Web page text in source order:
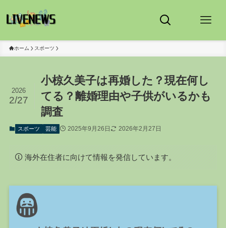
ホーム スポーツ
小椋久美子は再婚した？現在何し
てる？離婚理由や子供がいるかも
調査
2026
2/27
スポーツ 芸能 2025年9月26日 2026年2月27日
海外在住者に向けて情報を発信しています。